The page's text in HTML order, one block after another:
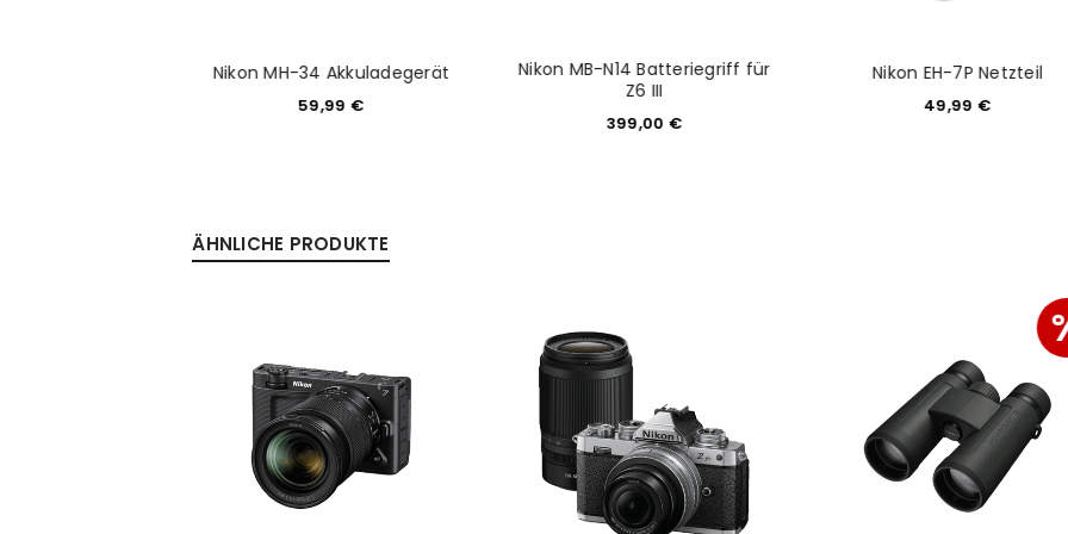
Nikon MH-34 Akkuladegerät
59,99 €
Nikon MB-N14 Batteriegriff für
Z6 III
399,00 €
Nikon EH-7P Netzteil
49,99 €
ÄHNLICHE PRODUKTE